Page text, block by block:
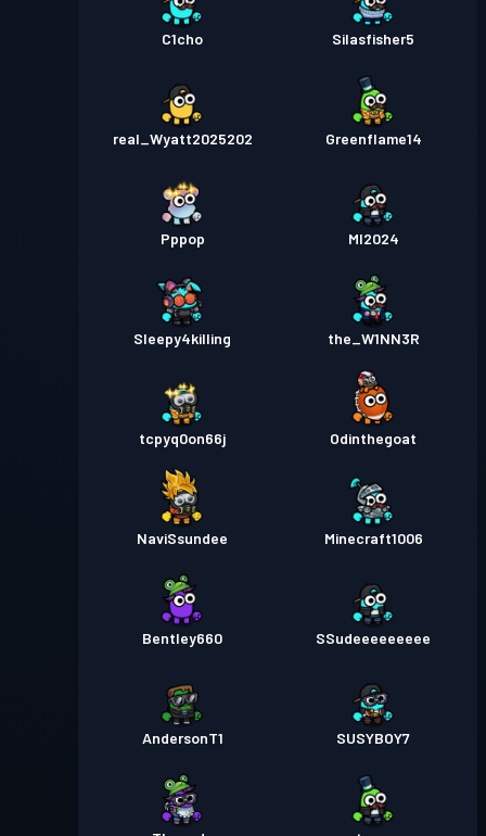
C1cho Silasfisher5
real_Wyatt2025202 Greenflame14
Pppop MI2024
Sleepy4killing the_W1NN3R
tcpyq0on66j Odinthegoat
NaviSsundee Minecraft1006
Bentley660 SSudeeeeeeeee
AndersonT1 SUSYBOY7